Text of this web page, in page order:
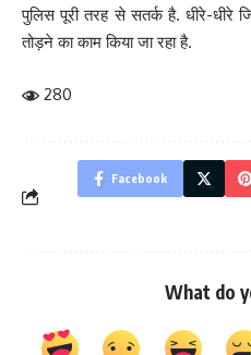
पुलिस पूरी तरह से सतर्क है. धीरे-
तोड़ने का काम किया जा रहा है.
280
Facebook
What do